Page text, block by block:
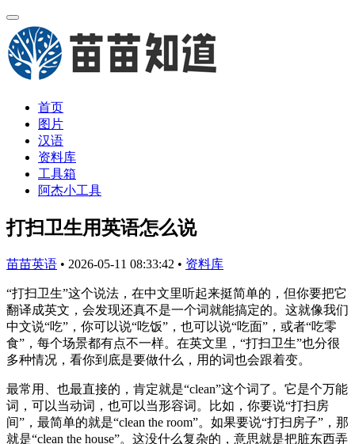
首页
图片
汉语
资料库
工具箱
阿杰小工具
打扫卫生用英语怎么说
苗苗英语 • 2026-05-11 08:33:42 • 资料库
“打扫卫生”这个说法，在中文里听起来挺简单的，但你要把它
翻译成英文，会发现还真不是一个词就能搞定的。这就像我们
中文说“吃”，你可以说“吃饭”，也可以说“吃面”，或者“吃零
食”，每个场景都有点不一样。在英文里，“打扫卫生”也分很
多种情况，看你到底是要做什么，用的词也会跟着变。
最常用、也最直接的，肯定就是“clean”这个词了。它是个万能
词，可以当动词，也可以当形容词。比如，你要说“打扫房
间”，最简单的就是“clean the room”。如果要说“打扫房子”，那
就是“clean the house”。这没什么复杂的，意思就是把脏东西弄